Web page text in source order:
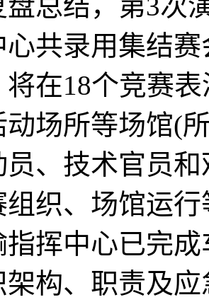
总结，第3次
共录用集结
在18个竞赛
动场所等场馆(
员、技术官员
组织、场馆运
指挥中心已完
架构、职责及